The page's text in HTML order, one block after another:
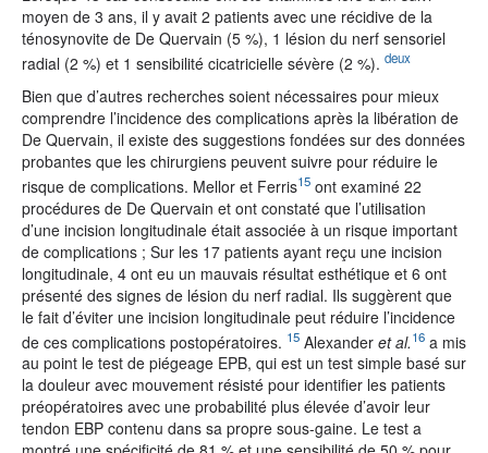
moyen de 3 ans, il y avait 2 patients avec une récidive de la
ténosynovite de De Quervain (5 %), 1 lésion du nerf sensoriel
radial (2 %) et 1 sensibilité cicatricielle sévère (2 %). deux
Bien que d’autres recherches soient nécessaires pour mieux
comprendre l’incidence des complications après la libération de
De Quervain, il existe des suggestions fondées sur des données
probantes que les chirurgiens peuvent suivre pour réduire le
risque de complications. Mellor et Ferris15 ont examiné 22
procédures de De Quervain et ont constaté que l’utilisation
d’une incision longitudinale était associée à un risque important
de complications ; Sur les 17 patients ayant reçu une incision
longitudinale, 4 ont eu un mauvais résultat esthétique et 6 ont
présenté des signes de lésion du nerf radial. Ils suggèrent que
le fait d’éviter une incision longitudinale peut réduire l’incidence
de ces complications postopératoires. 15 Alexander et al.16 a mis
au point le test de piégeage EPB, qui est un test simple basé sur
la douleur avec mouvement résisté pour identifier les patients
préopératoires avec une probabilité plus élevée d’avoir leur
tendon EBP contenu dans sa propre sous-gaine. Le test a